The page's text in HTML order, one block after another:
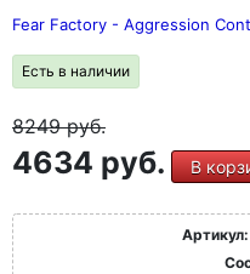
Fear Factory - Aggression
Есть в наличии
8249руб.
4634 руб. В
Артикул: